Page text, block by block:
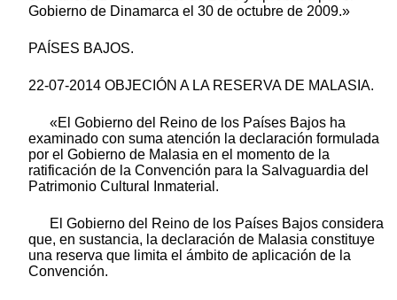
Gobierno de Dinamarca el 30 de octubre de 2009.»
PAÍSES BAJOS.
22-07-2014 OBJECIÓN A LA RESERVA DE MALASIA.
«El Gobierno del Reino de los Países Bajos ha
examinado con suma atención la declaración formulada
por el Gobierno de Malasia en el momento de la
ratificación de la Convención para la Salvaguardia del
Patrimonio Cultural Inmaterial.
El Gobierno del Reino de los Países Bajos considera
que, en sustancia, la declaración de Malasia constituye
una reserva que limita el ámbito de aplicación de la
Convención.